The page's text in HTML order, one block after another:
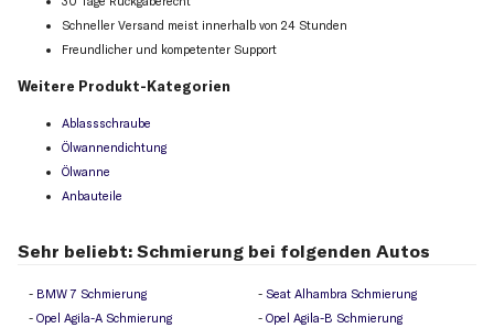
Schneller Versand meist innerhalb von 24 Stunden
Freundlicher und kompetenter Support
Weitere Produkt-Kategorien
Ablassschraube
Ölwannendichtung
Ölwanne
Anbauteile
Sehr beliebt: Schmierung bei folgenden Autos
BMW 7 Schmierung
Seat Alhambra Schmierung
Opel Agila-A Schmierung
Opel Agila-B Schmierung